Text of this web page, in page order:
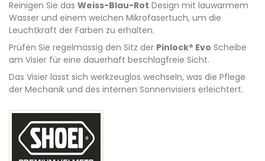
Reinigen Sie das Weiss-Blau-Rot Design mit lauwarmem
Wasser und einem weichen Mikrofasertuch, um die
Leuchtkraft der Farben zu erhalten.
Prüfen Sie regelmässig den Sitz der Pinlock® Evo Scheibe
am Visier für eine dauerhaft beschlagfreie Sicht.
Das Visier lässt sich werkzeuglos wechseln, was die Pflege
der Mechanik und des internen Sonnenvisiers erleichtert.